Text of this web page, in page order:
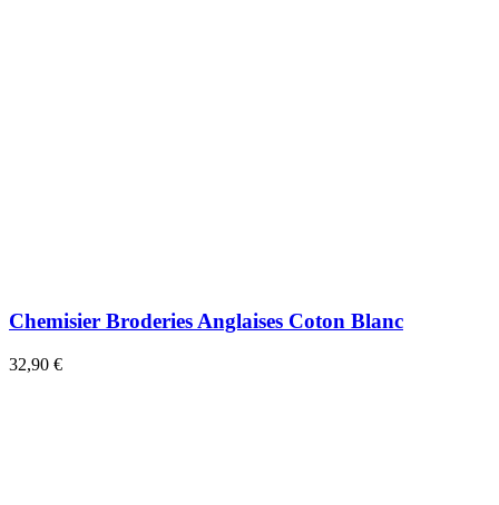
Chemisier Broderies Anglaises Coton Blanc
32,90 €